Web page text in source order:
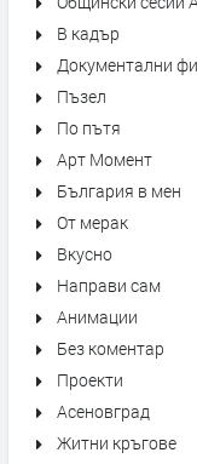
В кадър
Документални
Пъзел
По пътя
Арт Момент
България в мен
От мерак
Вкусно
Направи сам
Анимации
Без коментар
Проекти
Асеновград
Житни кръгове